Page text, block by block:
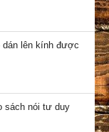
dán lên kính được
sách nói tư duy